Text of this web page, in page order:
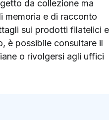
da collezione ma
memoria e di racconto
sui prodotti filatelici e
è possibile consultare il
o rivolgersi agli uffici